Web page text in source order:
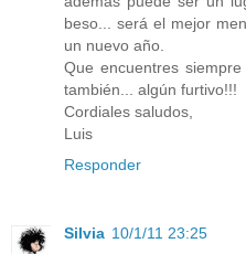
beso... será el mejor
un nuevo año.
Que encuentres
también... algún furtivo!!!
Cordiales saludos,
Luis
Responder
Silvia 10/1/11 23:25